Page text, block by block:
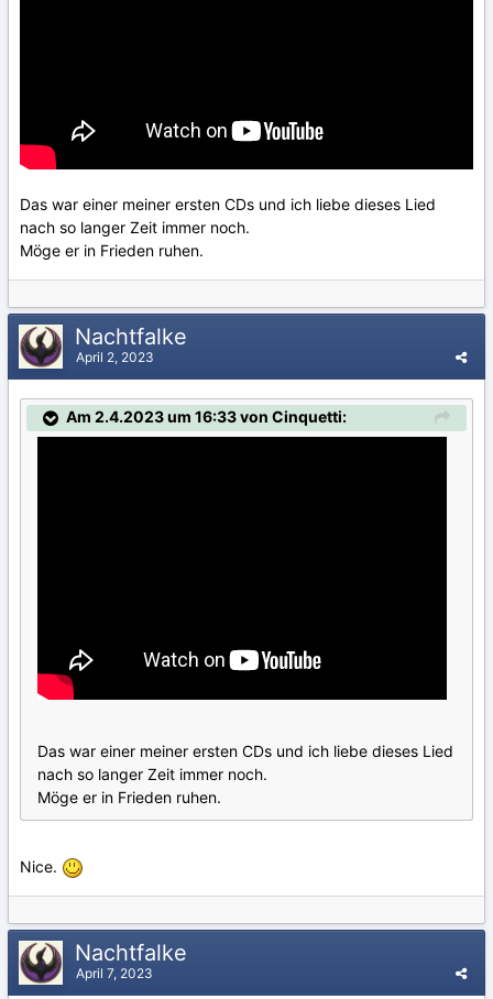
Das war einer meiner ersten CDs und ich liebe dieses Lied
nach so langer Zeit immer noch.
Möge er in Frieden ruhen.
Nachtfalke
April 2, 2023
Am 2.4.2023 um 16:33 von Cinquetti:
Das war einer meiner ersten CDs und ich liebe dieses Lied
nach so langer Zeit immer noch.
Möge er in Frieden ruhen.
Nice.
Nachtfalke
April 7, 2023